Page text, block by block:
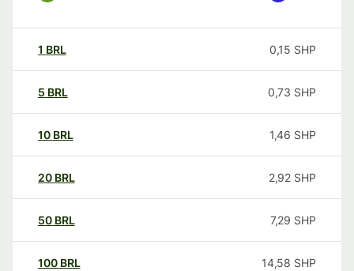
1 BRL 0,15 SHP
5 BRL 0,73 SHP
10 BRL 1,46 SHP
20 BRL 2,92 SHP
50 BRL 7,29 SHP
100 BRL 14,58 SHP